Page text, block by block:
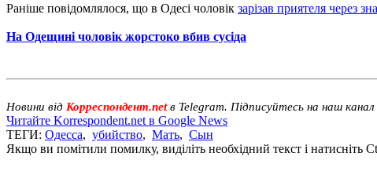
Раніше повідомлялося, що в Одесі чоловік зарізав приятеля через
На Одещині чоловік жорстоко вбив сусіда
Новини від Корреспондент.netв Telegram. Підписуйтесь на наш канал
Читайте Korrespondent.net в Google News
ТЕГИ: Одесса, убийство, Мать, Сын
Якщо ви помітили помилку, виділіть необхідний текст і